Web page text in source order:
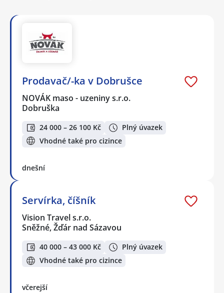
Prodavač/-ka v Dobrušce
NOVÁK maso - uzeniny s.r.o.
Dobruška
24 000 – 26 100 Kč
Plný úvazek
Vhodné také pro cizince
dnešní
Servírka, číšník
Vision Travel s.r.o.
Sněžné, Žďár nad Sázavou
40 000 – 43 000 Kč
Plný úvazek
Vhodné také pro cizince
včerejší